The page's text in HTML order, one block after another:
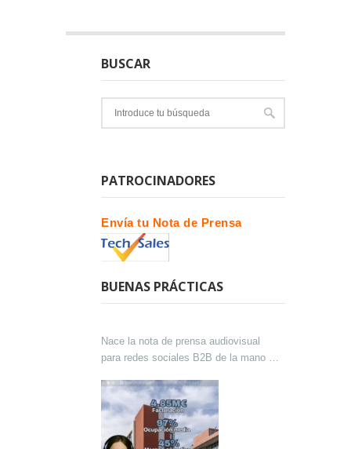
BUSCAR
PATROCINADORES
Envía tu Nota de Prensa
BUENAS PRÁCTICAS
Nace la nota de prensa audiovisual
para redes sociales B2B de la mano de